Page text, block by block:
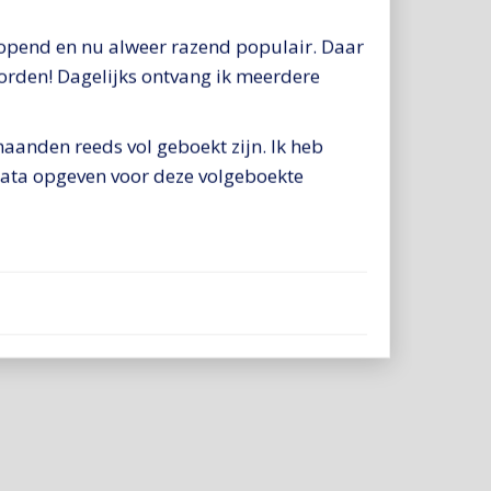
en nu alweer razend populair. Daar
Dagelijks ontvang ik meerdere
reeds vol geboekt zijn. Ik heb
opgeven voor deze volgeboekte